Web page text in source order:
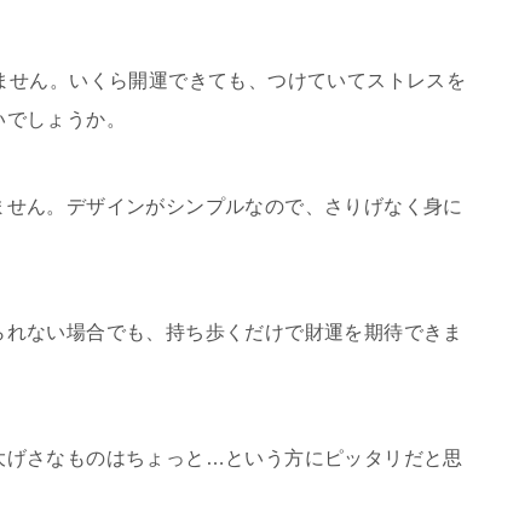
ん。いくら開運できても、つけていてストレスを
しょうか。
ん。デザインがシンプルなので、さりげなく身に
ない場合でも、持ち歩くだけで財運を期待できま
さなものはちょっと…という方にピッタリだと思